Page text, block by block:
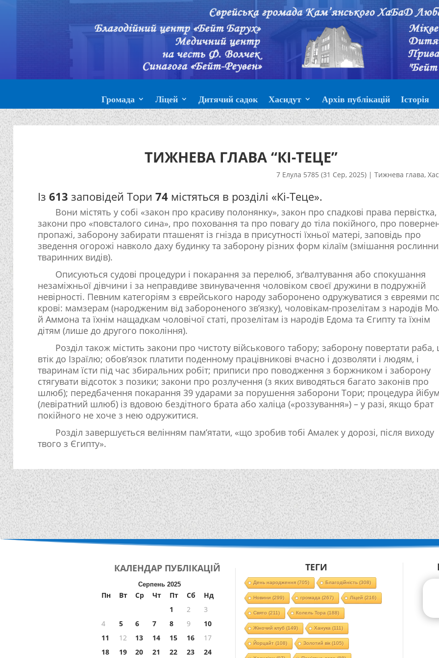
Громада Ліцей Дитячий садок Хасидут Архів публікацій Історія
ТИЖНЕВА ГЛАВА “КІ-ТЕЦЕ”
7 Елула 5785 (31 Сер, 2025)| Тижнева глава,
Із 613 заповідей Тори 74містяться в розділі «Кі-Теце».
Вони містять у собі «закон про красиву полонянку», закон про спадкові права первістка,
закони про «повсталого сина», про поховання та про повагу до тіла покійного, про
пропажі, заборону забирати пташенят із гнізда в присутності їхньої матері, заповідь про
зведення огорожі навколо даху будинку та заборону різних форм кілаїм (змішання
тваринних видів).
Описуються судові процедури і покарання за перелюб, зґвалтування або спокушання
незаміжньої дівчини і за неправдиве звинувачення чоловіком своєї дружини в подружній
невірності. Певним категоріям з єврейського народу заборонено одружуватися з євреями
крові: мамзерам (народженим від забороненого зв’язку), чоловікам-прозелітам з народів
й Аммона та їхнім нащадкам чоловічої статі, прозелітам із народів Едома та Єгипту та їхнім
дітям (лише до другого покоління).
Розділ також містить закони про чистоту військового табору; заборону повертати
втік до Ізраїлю; обов’язок платити поденному працівникові вчасно і дозволяти і людям, і
тваринам їсти під час збиральних робіт; приписи про поводження з боржником і заборону
стягувати відсоток з позики; закони про розлучення (з яких виводяться багато законів про
шлюб); передбачення покарання 39 ударами за порушення заборони Тори; процедура
(левіратний шлюб) із вдовою бездітного брата або халіца («роззування») – у разі, якщо брат
покійного не хоче з нею одружитися.
Розділ завершується велінням пам’ятати, «що зробив тобі Амалек у дорозі, після виходу
твого з Єгипту».
КАЛЕНДАР ПУБЛІКАЦІЙ
Серпень 2025
Пн Вт Ср Чт Пт Сб
Нд
1
2
3
4
5 6 7 8 9
10
11
12 13 14 15 16
17
18
19 20 21 22 23 24
ТЕГИ
День народження(705) Благодійність (308)
Новини (299) громада (267) Ліцей (216)
Свято (211) Колель Тора (188)
Жіночий клуб (149) Ханука (111)
Йорцайт (108) Золотий вік(105)